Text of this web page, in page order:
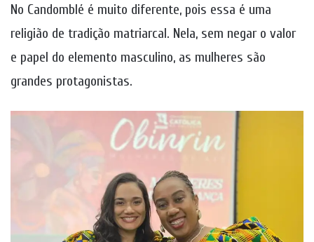
No Candomblé é muito diferente, pois essa é uma
religião de tradição matriarcal. Nela, sem negar o valor
e papel do elemento masculino, as mulheres são
grandes protagonistas.